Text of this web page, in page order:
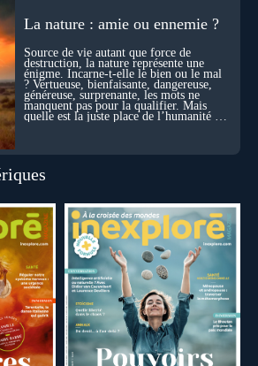
La nature : amie ou ennemie ?
Source de vie autant que force de
destruction, la nature représente une
énigme. Incarne-t-elle le bien ou le mal
? Vertueuse, bienfaisante, dangereuse,
généreuse, surprenante, les mots ne
manquent pas pour la qualifier. Mais
quelle est la juste place de l’humanité au